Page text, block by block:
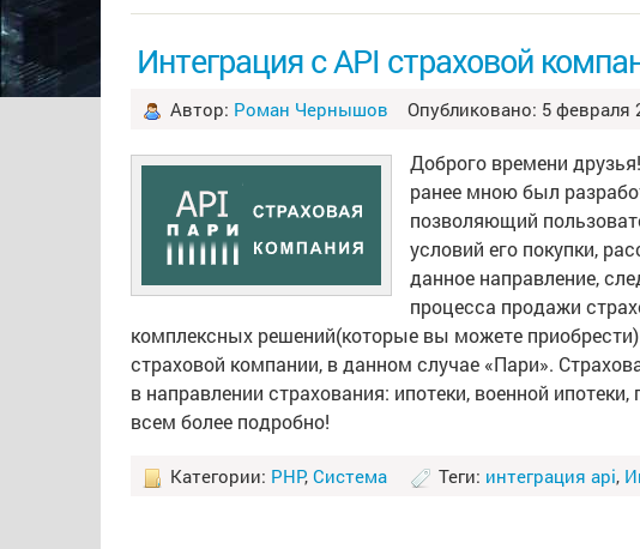
Интеграция с API страховой
Автор: Роман Чернышов Опубликовано: 5 февраля
Доброго времени
ранее мною был
позволяющий
условий его покупки,
данное направление,
процесса продажи
комплексных решений(которые вы можете
страховой компании, в данном случае «Пари».
в направлении страхования: ипотеки, военной
всем более подробно!
Категории: PHP, Система Теги: интеграция api,